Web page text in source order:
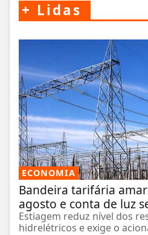
+ Lidas
ECONOMIA
Bandeira tarifária
agosto e conta de luz
Estiagem reduz nível dos
hidrelétricos e exige o